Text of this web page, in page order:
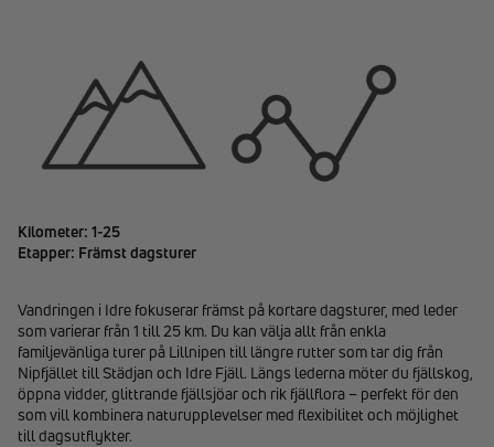
Kilometer: 1-25
Etapper: Främst dagsturer
Vandringen i Idre fokuserar främst på kortare dagsturer, med leder
som varierar från 1 till 25 km. Du kan välja allt från enkla
familjevänliga turer på Lillnipen till längre rutter som tar dig från
Nipfjället till Städjan och Idre Fjäll. Längs lederna möter du fjällskog,
öppna vidder, glittrande fjällsjöar och rik fjällflora – perfekt för den
som vill kombinera naturupplevelser med flexibilitet och möjlighet
till dagsutflykter.